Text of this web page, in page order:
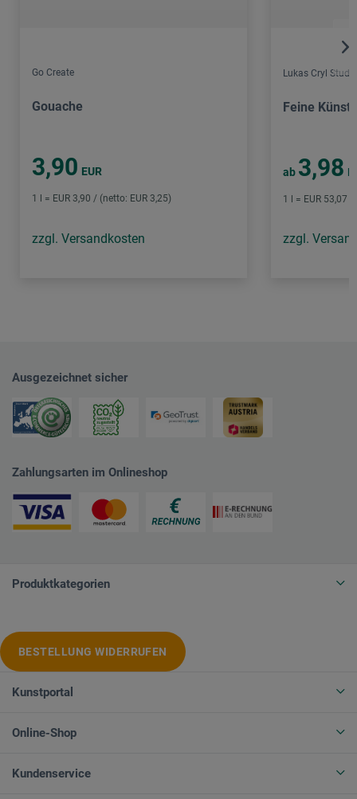
Go Create
Gouache
3,90 EUR
1 l = EUR 3,90 / (netto: EUR 3,25)
zzgl. Versandkosten
Lukas Cryl Studio
Feine
ab 3,98
1 l = EUR 53,07
zzgl.
Ausgezeichnet sicher
Zahlungsarten im Onlineshop
Produktkategorien
BESTELLUNG WIDERRUFEN
Kunstportal
Online-Shop
Kundenservice